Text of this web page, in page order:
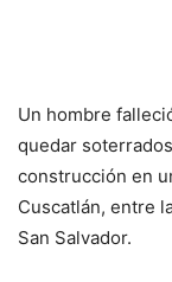
Un hombre
quedar
construcción en
Cuscatlán, entre
San Salvador.